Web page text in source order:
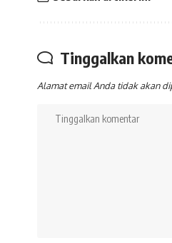
Tinggalkan
Alamat email Anda tidak akan